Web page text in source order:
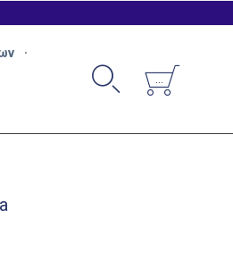
content
 
...